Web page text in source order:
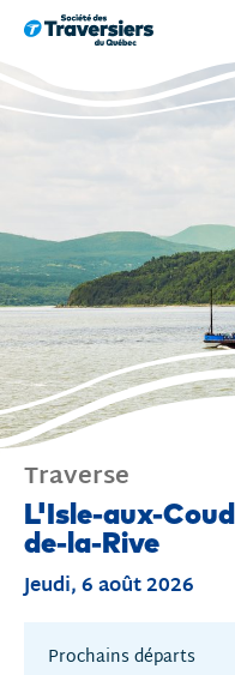
Passer
au
contenu
Traverse
Traverse
L'Isle-aux-
de-la-Rive
Jeudi, 6 août 2026
Prochains départs